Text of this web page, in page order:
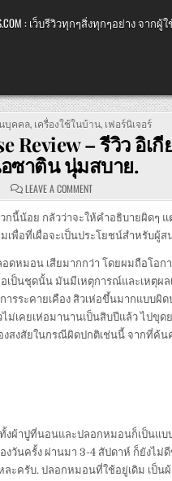
: เว็บรีวิวทุกๆสิ่งทุกๆอย่าง จากผู้
บุคคล, เครื่องใช้ในบ้าน, เฟอร์นิเจอร์
Review – รีวิว อิเกี
ซาติน นุ่มสบาย.
LEAVE A COMMENTON
IKEA
SATIN
PILLOW
CASE
–
รีวิว
อิ
เกีย
เกส
ป้า
ปลอกหมอน
หนุน
เนื้อ
นี้น้อย กลัวว่าจะให้คำอธิบายผิดๆ แ
เพื่อที่เผื่อจะเป็นประโยชน์สำหรับผู้ส
อดหมอน เสียมากกว่า โดยผมถือโอก
เป็นชุดนั้น มันมีเหตุการณ์และเหตุผ
รระคายเคือง สิวเห่อขึ้นมากแบบผิ
เคยเห่อมานานเป็นสิบปีแล้ว ไปขุดย
งสงสัยในกรณีผิดปกติเช่นนี้ จากที่ค้
ผ้าปูที่นอนและปลอกหมอนก็เป็นแบ
วันครั้ง ผ่านมา 3-4 สัปดาห์ ก็ยังไม่
ครับ. ปลอกหมอนที่ใช้อยู่เดิม เป็นผ้